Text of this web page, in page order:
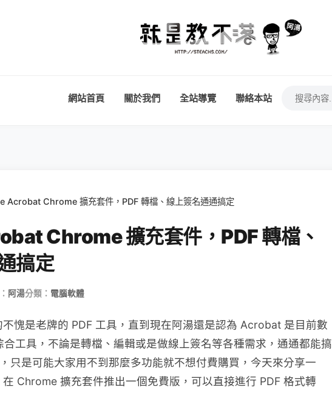
網站首頁 關於我們 全站導覽 聯絡本站
Acrobat Chrome 擴充套件，PDF 轉檔、線上簽名通通搞定
Chrome 擴充套件，PDF 轉檔、
搞定
阿湯分類： 電腦軟體
愧是老牌的 PDF 工具，直到現在阿湯還是認為 Acrobat 是目前數
合工具，不論是轉檔、編輯或是做線上簽名等各種需求，通通都能搞
只是可能大家用不到那麼多功能就不想付費購買，今天來分享一
Chrome 擴充套件推出一個免費版，可以直接進行 PDF 格式轉